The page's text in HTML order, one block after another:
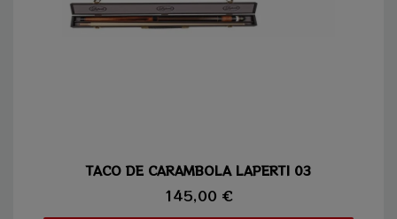
Vista rápida
TACO DE CARAMBOLA LAPERTI 03
145,00 €